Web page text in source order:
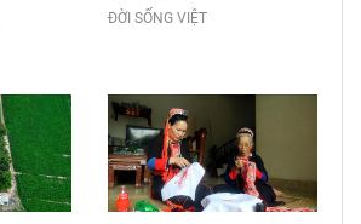
ĐỜI SỐNG VIỆT